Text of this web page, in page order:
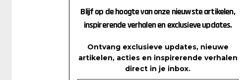
Blijf op de hoogte van onze nieuwste artikelen,
inspirerende verhalen en exclusieve updates.
Ontvang exclusieve updates, nieuwe
artikelen, acties en inspirerende verhalen
direct in je inbox.